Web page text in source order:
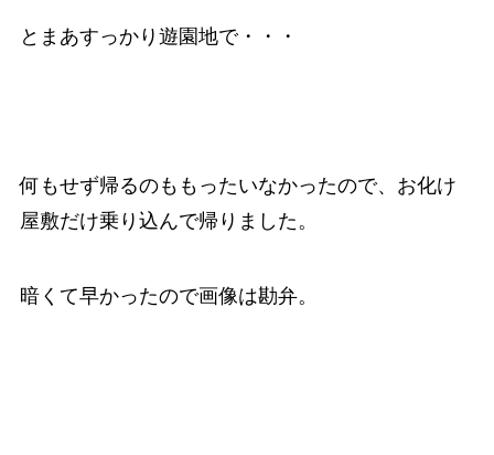
とまあすっかり遊園地で・・・
何もせず帰るのももったいなかったので、お化け
屋敷だけ乗り込んで帰りました。
暗くて早かったので画像は勘弁。